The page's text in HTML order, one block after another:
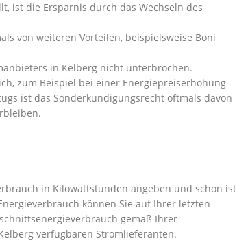
ist die Ersparnis durch das Wechseln des
von weiteren Vorteilen, beispielsweise Boni
in Kelberg nicht unterbrochen.
zum Beispiel bei einer Energiepreiserhöhung
ist das Sonderkündigungsrecht oftmals davon
in Kilowattstunden angeben und schon ist
können Sie auf Ihrer letzten
gemäß Ihrer
verfügbaren Stromlieferanten.